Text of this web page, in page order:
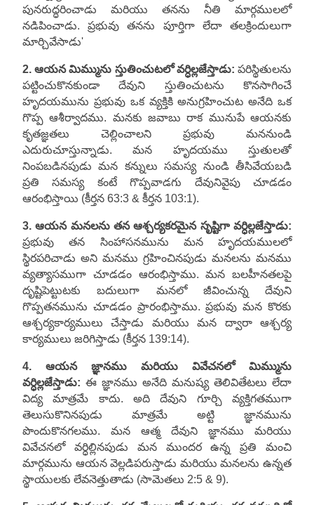
పునరుద్ధరించాడు మరియు తనను నీతి మార్గములలో
నడిపించాడు. ప్రభువు తనను పూర్తిగా లేదా తలక్రిందులుగా
మార్చివేసాడు'
2. ఆయన మిమ్మును స్తుతించుటలో వర్ధిల్లజేస్తాడు: పరిస్థితులను
పట్టించుకొనకుండా దేవుని స్తుతించుటను కొనసాగించే
హృదయమును ప్రభువు ఒక వ్యక్తికి అనుగ్రహించుట అనేది ఒక
గొప్ప ఆశీర్వాదము. మనకు జవాబు రాక మునుపే ఆయనకు
కృతజ్ఞతలు చెల్లించాలని ప్రభువు మననుండి
ఎదురుచూస్తున్నాడు. మన హృదయము స్తుతులతో
నింపబడినపుడు మన కన్నులు సమస్య నుండి తీసివేయబడి
ప్రతి సమస్య కంటే గొప్పవాడగు దేవునివైపు చూడడం
ఆరంభిస్తాయి (కీర్తన 63:3 & కీర్తన 103:1).
3. ఆయన మనలను తన ఆశ్చర్యకరమైన సృష్టిగా వర్ధిల్లజేస్తాడు:
ప్రభువు తన సింహాసనమును మన హృదయములలో
స్థిరపరిచాడు అని మనము గ్రహించినపుడు మనలను మనము
వ్యత్యాసముగా చూడడం ఆరంభిస్తాము. మన బలహీనతలపై
దృష్టిపెట్టుటకు బదులుగా మనలో జీవించున్న దేవుని
గొప్పతనమును చూడడం ప్రారంభిస్తాము. ప్రభువు మన కొరకు
ఆశ్చర్యకార్యములు చేస్తాడు మరియు మన ద్వారా ఆశ్చర్య
కార్యములు జరిగిస్తాడు (కీర్తన 139:14).
4. ఆయన జ్ఞానము మరియు వివేచనలో మిమ్మును
వర్ధిల్లజేస్తాడు: ఈ జ్ఞానము అనేది మనుష్య తెలివితేటలు లేదా
విద్య మాత్రమే కాదు. అది దేవుని గూర్చి వ్యక్తిగతముగా
తెలుసుకొనినపుడు మాత్రమే అట్టి జ్ఞానమును
పొందుకొనగలము. మన ఆత్మ దేవుని జ్ఞానము మరియు
వివేచనలో వర్ధిల్లినపుడు మన ముందర ఉన్న ప్రతి మంచి
మార్గమును ఆయన వెల్లడిపరుస్తాడు మరియు మనలను ఉన్నత
స్థాయులకు లేవనెత్తుతాడు (సామెతలు 2:5 & 9).